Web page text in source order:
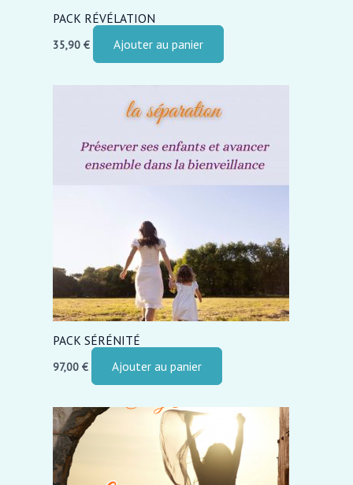
PACK RÉVÉLATION
35,90 € Ajouter au panier
PACK SÉRÉNITÉ
97,00 € Ajouter au panier